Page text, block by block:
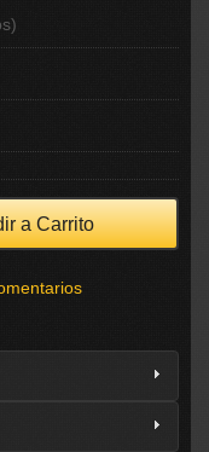
a Carrito